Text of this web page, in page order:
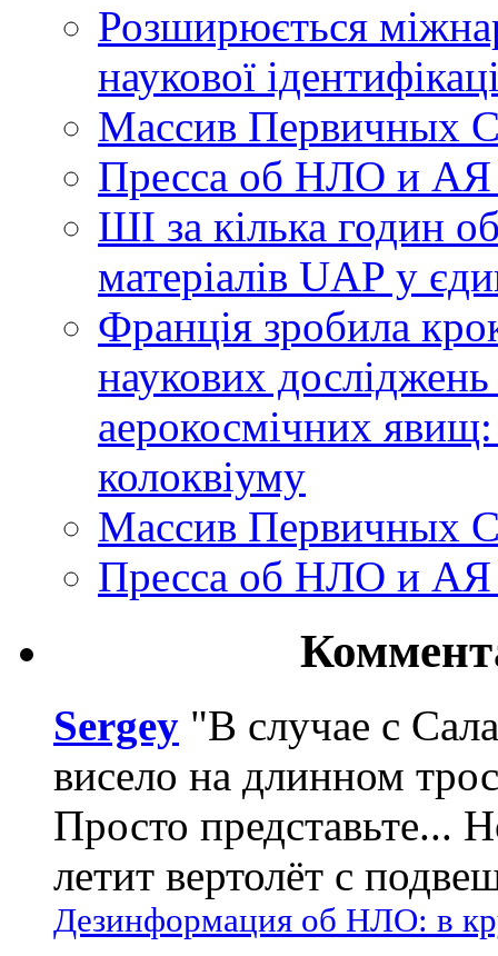
Розширюється
наукової
Массив Первичных
Пресса об НЛО и
ШІ за кілька годин
матеріалів UAP у
Франція зробила
наукових
аерокосмічних
колоквіуму
Массив Первичных
Пресса об НЛО и
Sergey "В случае с
висело на длинном
Просто представьте...
летит вертолёт с
Дезинформация об НЛО: в